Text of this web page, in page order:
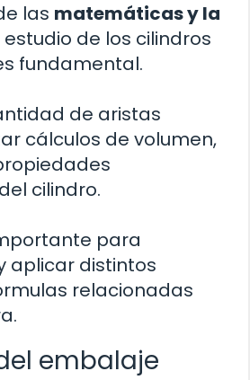
las matemáticas y la
estudio de los cilindros
fundamental.
de aristas
cálculos de volumen,
cilindro.
para
aplicar distintos
relacionadas
embalaje